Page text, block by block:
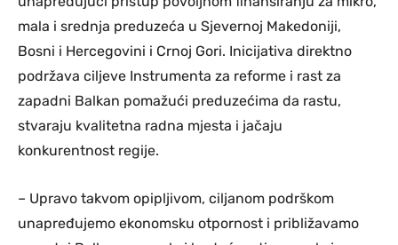
mala i srednja preduzeća u Sjevernoj Makedoniji,
Bosni i Hercegovini i Crnoj Gori. Inicijativa direktno
podržava ciljeve Instrumenta za reforme i rast za
zapadni Balkan pomažući preduzećima da rastu,
stvaraju kvalitetna radna mjesta i jačaju
konkurentnost regije.
– Upravo takvom opipljivom, ciljanom podrškom
unapređujemo ekonomsku otpornost i približavamo